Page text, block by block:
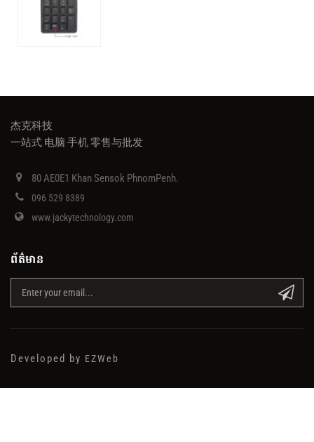
杰克科技
一站式 电脑 手机 零售与批发
80 AE0E1 Khan Sensok PhnomPenh.
096 529 8389
www.jackytechnology.com
ព័ត៌មាន
Developed by EZWeb